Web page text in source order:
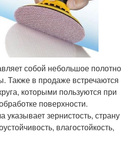
собой небольшое полотно
Также в продаже встречаются
которыми пользуются при
поверхности.
указывает зернистость, страну
влагостойкость,